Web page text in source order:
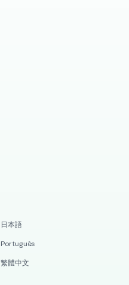
日本語
Português
繁體中文